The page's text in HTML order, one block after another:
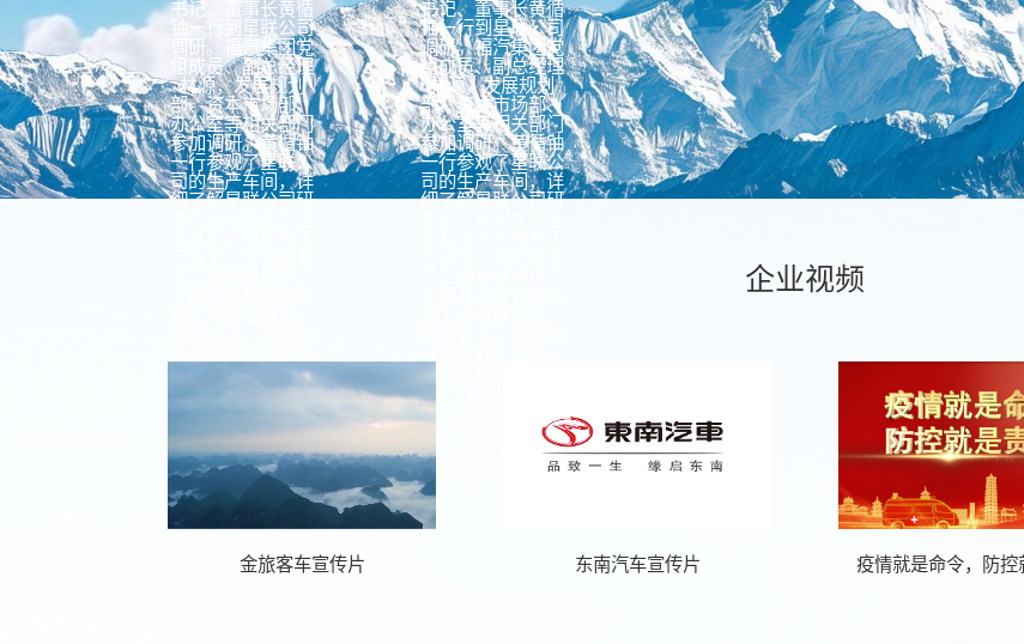
书记、董事长黄循
铀一行到星联公司
调研。福汽集团党
组成员、副总经理
林源，发展规划
部、资本市场部、
办公室等相关部门
参加调研。黄循铀
一行参观了星联公
司的生产车间，详
细了解星联公司研
司副总经理蒋海峰
关于公司基本情
况、经营现状和发
展战略的全面汇
报，深入了解公司
当前在创新发
展、...
书记、董事长黄循
铀一行到星联公司
调研。福汽集团党
组成员、副总经理
林源，发展规划
部、资本市场部、
办公室等相关部门
参加调研。黄循铀
一行参观了星联公
司的生产车间，详
细了解星联公司研
况、经营现状和发
展战略的全面汇
报，深入了解公司
企业视频
金旅客车宣传片 东南汽车宣传片 疫情就是命令，防控